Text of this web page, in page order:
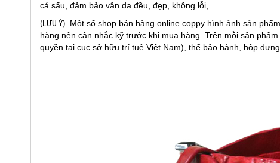
cá sấu, đảm bảo vân da đều, đẹp, không lỗi,...
(LƯU Ý)Một số shop bán hàng online coppy hình ảnh sản
hàng nên cân nhắc kỹ trước khi mua hàng. Trên mỗi sản
quyền tại cục sở hữu trí tuệ Việt Nam), thể bảo hành, hộp